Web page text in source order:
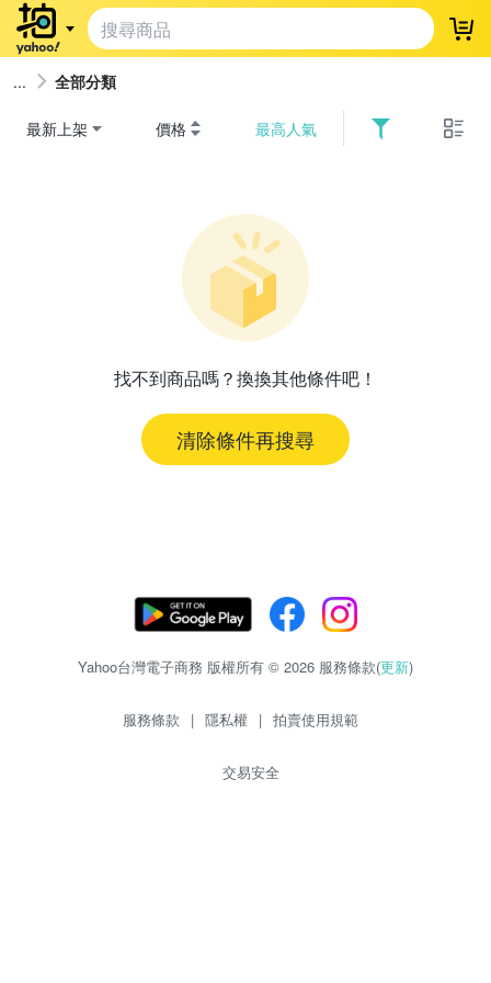
登
全部分類
最新上架 價格 最高人氣
找不到商品嗎？換換其他條件吧！
清除條件再搜尋
Yahoo台灣電子商務 版權所有 © 2026 服務條款(更新)
服務條款 | 隱私權 | 拍賣使用規範
交易安全